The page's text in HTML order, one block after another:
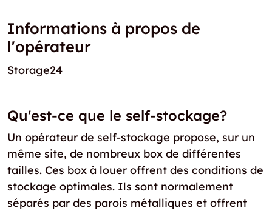
Informations à propos de
l'opérateur
Storage24
Qu'est-ce que le self-stockage?
Un opérateur de self-stockage propose, sur un
même site, de nombreux box de différentes
tailles. Ces box à louer offrent des conditions de
stockage optimales. Ils sont normalement
séparés par des parois métalliques et offrent